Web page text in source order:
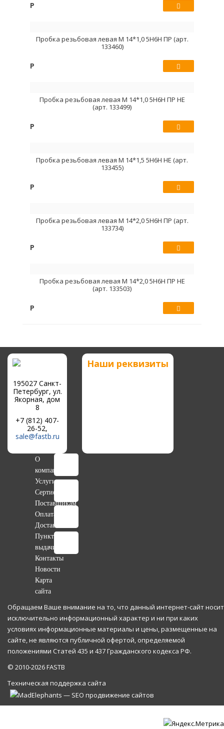
Р
Пробка резьбовая левая М 14*1,0 5Н6Н ПР (арт.
133460)
Р
Пробка резьбовая левая М 14*1,0 5Н6Н ПР НЕ
(арт. 133499)
Р
Пробка резьбовая левая М 14*1,5 5Н6Н НЕ (арт.
133455)
Р
Пробка резьбовая левая М 14*2,0 5Н6Н ПР (арт.
133734)
Р
Пробка резьбовая левая М 14*2,0 5Н6Н ПР НЕ
(арт. 133503)
Р
195027 Санкт-
Петербург, ул.
Якорная, дом
8
+7 (812) 407-
26-52,
sale@fastb.ru
Наши реквизиты
О
компании
Услуги
Сертификаты
Поставщикам
Оплата
Доставка
Пункты
выдачи
Контакты
Новости
Карта
сайта
Обращаем Ваше внимание на то, что данный интернет-сайт носит
исключительно информационный характер и ни при каких
условиях информационные материалы и цены, размещенные на
сайте, не являются публичной офертой, определяемой
положениями Статей 435 и 437 Гражданского кодекса РФ.
© 2010-2026 FASTB
Техническая поддержка сайта